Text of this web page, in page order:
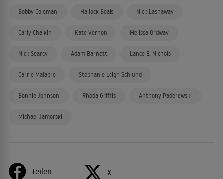
Bobby Coleman Hallock Beals Nick Lashaway
Carly Chaikin Kate Vernon Melissa Ordway
Nick Searcy Adam Barnett Lance E. Nichols
Carrie Malabre Stephanie Leigh Schlund
Bonnie Johnson Rhoda Griffis Anthony Paderewski
Michael Jamorski
Teilen X